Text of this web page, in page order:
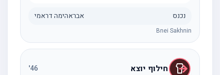
נכנס אבראהימה דראמי
Bnei Sakhnin
חילוף יוצא 46
'